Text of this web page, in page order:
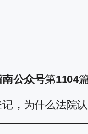
公众号第1104
，为什么法院